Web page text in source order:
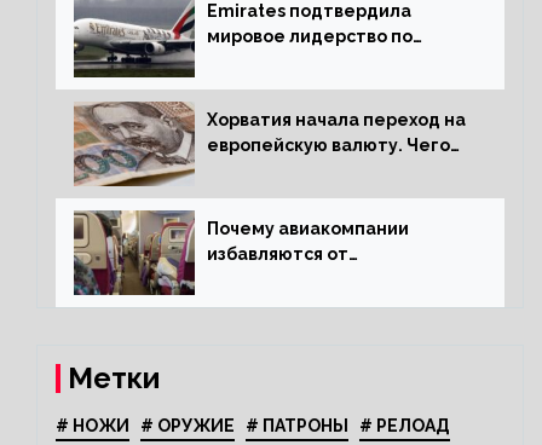
Emirates подтвердила
мировое лидерство по
Хорватия начала переход на
европейскую валюту. Чего
Почему авиакомпании
избавляются от
Метки
# НОЖИ # ОРУЖИЕ # ПАТРОНЫ # РЕЛОАД